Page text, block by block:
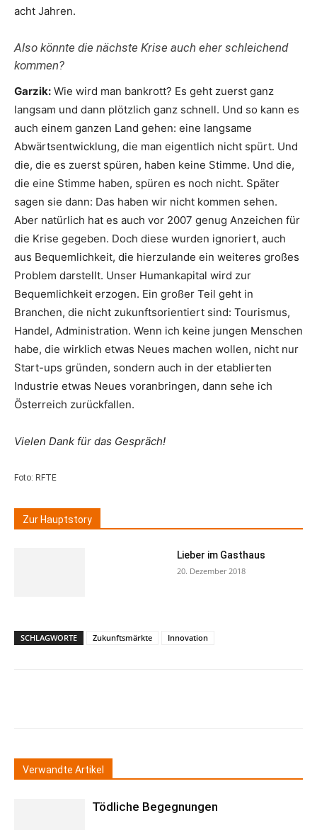
acht Jahren.
Also könnte die nächste Krise auch eher schleichend
kommen?
Garzik: Wie wird man bankrott? Es geht zuerst ganz
langsam und dann plötzlich ganz schnell. Und so kann es
auch einem ganzen Land gehen: eine langsame
Abwärtsentwicklung, die man eigentlich nicht spürt. Und
die, die es zuerst spüren, haben keine Stimme. Und die,
die eine Stimme haben, spüren es noch nicht. Später
sagen sie dann: Das haben wir nicht kommen sehen.
Aber natürlich hat es auch vor 2007 genug Anzeichen für
die Krise gegeben. Doch diese wurden ignoriert, auch
aus Bequemlichkeit, die hierzulande ein weiteres großes
Problem darstellt. Unser Humankapital wird zur
Bequemlichkeit erzogen. Ein großer Teil geht in
Branchen, die nicht zukunftsorientiert sind: Tourismus,
Handel, Administration. Wenn ich keine jungen Menschen
habe, die wirklich etwas Neues machen wollen, nicht nur
Start-ups gründen, sondern auch in der etablierten
Industrie etwas Neues voranbringen, dann sehe ich
Österreich zurückfallen.
Vielen Dank für das Gespräch!
Foto: RFTE
Zur Hauptstory
Lieber im Gasthaus
20. Dezember 2018
SCHLAGWORTE Zukunftsmärkte Innovation
Verwandte Artikel
Tödliche Begegnungen